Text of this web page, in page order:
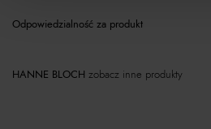
Odpowiedzialność za produkt
HANNE BLOCH zobacz inne produkty